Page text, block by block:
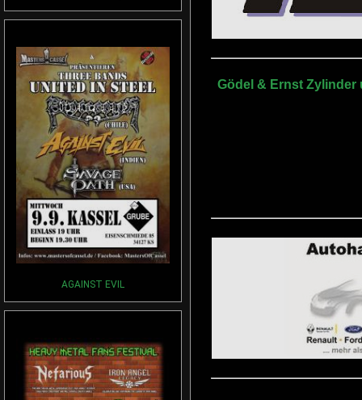
AGAINST EVIL
Gödel & Ernst Zylinder